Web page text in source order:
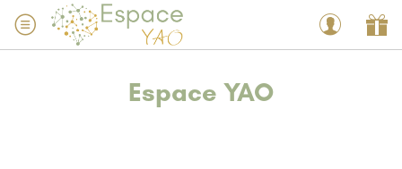
Espace YAO